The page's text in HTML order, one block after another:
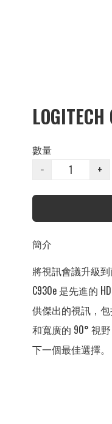
數量
−
+
簡介
將視訊會議升級
C930e 是先進的
供傑出的視訊，
和寬廣的 90° 視
下一個最佳選擇。